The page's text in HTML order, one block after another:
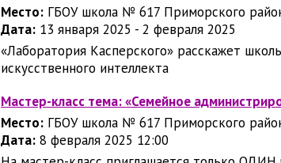
Место: ГБОУ школа № 617 Приморского
Дата: 13 января 2025 - 2 февраля 2025
«Лаборатория Касперского» расскажет
искусственного интеллекта
Мастер-класс тема: «Семейное
Место: ГБОУ школа № 617 Приморского
Дата: 8 февраля 2025 12:00